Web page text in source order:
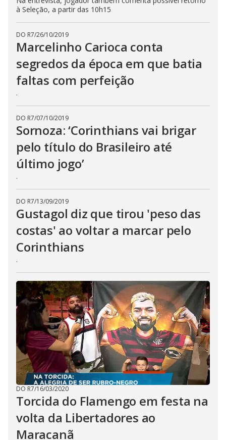
à Seleção, a partir das 10h15
DO R7/26/10/2019
Marcelinho Carioca conta
segredos da época em que batia
faltas com perfeição
.
DO R7/07/10/2019
Sornoza: ‘Corinthians vai brigar
pelo título do Brasileiro até
último jogo’
.
DO R7/13/09/2019
Gustagol diz que tirou 'peso das
costas' ao voltar a marcar pelo
Corinthians
.
DO R7/16/03/2020
Torcida do Flamengo em festa na
volta da Libertadores ao
Maracanã